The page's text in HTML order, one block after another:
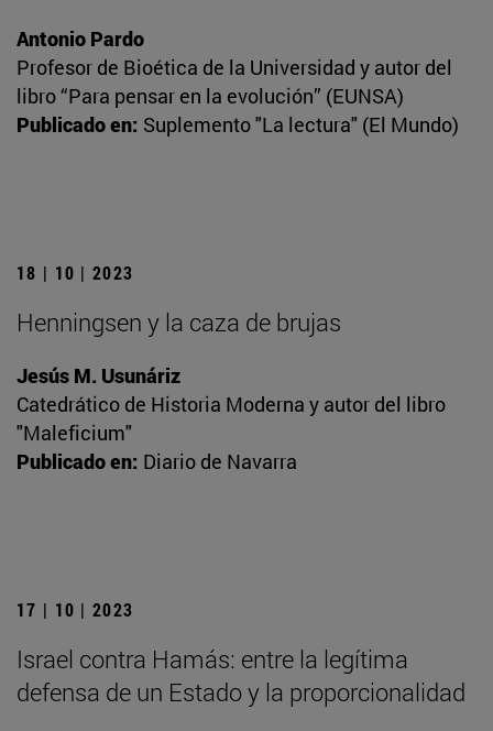
Antonio Pardo
Profesor de Bioética de la Universidad y autor del
libro “Para pensar en la evolución” (EUNSA)
Publicado en: Suplemento "La lectura" (El Mundo)
18 | 10 | 2023
Henningsen y la caza de brujas
Jesús M. Usunáriz
Catedrático de Historia Moderna y autor del libro
"Maleficium"
Publicado en: Diario de Navarra
17 | 10 | 2023
Israel contra Hamás: entre la legítima
defensa de un Estado y la proporcionalidad